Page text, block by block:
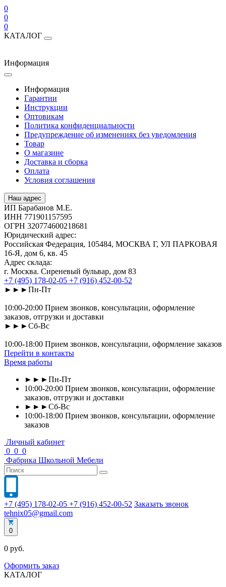
0
0
0
КАТАЛОГ
Информация
Информация
Гарантии
Инструкции
Оптовикам
Политика конфиденциальности
Предупреждение об изменениях без уведомления
Товар
О магазине
Доставка и сборка
Оплата
Условия соглашения
Наш адрес
ИП Барабанов М.Е.
ИНН 771901157595
ОГРН 320774600218681
Юридический адрес:
Российская Федерация, 105484, МОСКВА Г, УЛ ПАРКОВАЯ
16-Я, дом 6, кв. 45
Адрес склада:
г. Москва. Сиреневый бульвар, дом 83
+7 (495) 178-02-05 +7 (916) 452-00-52
►►►Пн-Пт
10:00-20:00 Прием звонков, консультации, оформление
заказов, отгрузки и доставки
►►►Сб-Вс
10:00-18:00 Прием звонков, консультации, оформление заказов
Перейти в контакты
Время работы
►►►Пн-Пт
10:00-20:00 Прием звонков, консультации, оформление
заказов, отгрузки и доставки
►►►Сб-Вс
10:00-18:00 Прием звонков, консультации, оформление
заказов
Личный кабинет
0 0 0
Фабрика Школьной Мебели
+7 (495) 178-02-05 +7 (916) 452-00-52 Заказать звонок
tehnix05@gmail.com
0
0 руб.
Оформить заказ
КАТАЛОГ